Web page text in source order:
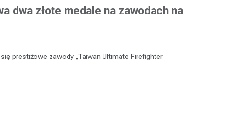
dwa złote medale na zawodach na
prestiżowe zawody „Taiwan Ultimate Firefighter